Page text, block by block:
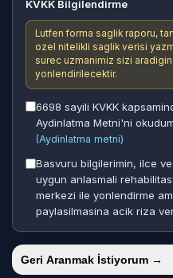
KVKK Bilgilendirme
Lutfen forma saglik raporu,
ozel nitelikli saglik verisi
surec uzmanimiz sizi
yonlendirilecektir.
6698 sayili KVKK
Aydinlatma Metni'ni
(Aydinlatma metni)
Basvuru bilgilerimin, ilce
uygun anlasmali
merkezi ile yonlendirme
paylasilmasina acik riza
Geri Aranmak İstiyorum →